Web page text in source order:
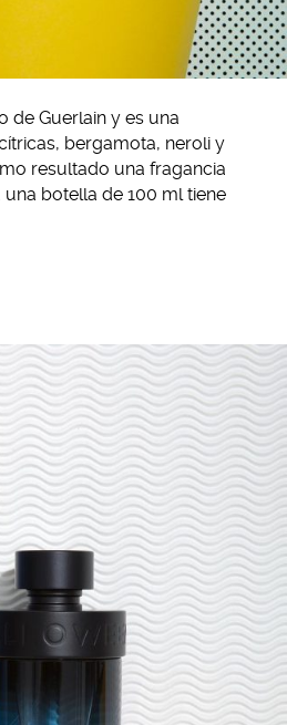
de Guerlain y es una
bergamota, neroli y
resultado una fragancia
botella de 100 ml tiene